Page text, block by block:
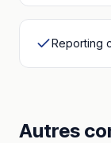
Reporting
Autres